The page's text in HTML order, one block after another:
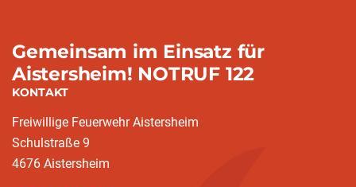
Gemeinsam im Einsatz für
Aistersheim! NOTRUF 122
KONTAKT
Freiwillige Feuerwehr Aistersheim
Schulstraße 9
4676 Aistersheim